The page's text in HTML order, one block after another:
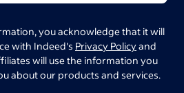
you acknowledge that it will
with Indeed's Privacy Policyand
will use the information you
about our products and services.